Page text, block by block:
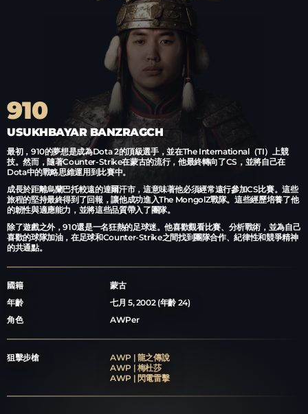
910
USUKHBAYAR BANZRAGCH
最初，910的夢想是成為Dota 2的頂級選手，並在The International（TI）上競
技。然而，隨著Counter-Strike在蒙古的流行，他最終轉向了CS，並將自己在
Dota中的戰略思維運用到比賽中。
成長於距離烏蘭巴托較遠的達爾汗市，這意味著他必須經常遠行參加CS比賽。這些
旅程的堅持最終得到了回報，讓他成功進入The MongolZ戰隊。這些經歷培養了他
的韌性與適應能力，並將這些品質帶入了團隊。
除了遊戲之外，910還是一名狂熱的足球迷。他喜歡觀看比賽、分析戰術，並為自己
喜歡的球隊加油，在足球和Counter-Strike之間找到團隊合作、紀律性和競爭精神
的共通點。
國籍
蒙古
年齡
七月 5, 2002 (年齡 24)
角色
AWPer
狙擊步槍
AWP | 龍之傳說
AWP | 梅杜莎
AWP | 閃電雷擊
Blitz熱衷於遊戲和策略，特別喜歡Dota 2的"Magic Chess"模式，這與他對傳統象
棋的興趣相得益彰。這些遊戲的戰略深度不僅讓他保持敏銳的思維，還能幫助他放
鬆。
他最喜歡的食物是Tsuivan，一道由麵條和牛肉製成的蒙古特色美食，展現了他對蒙
古本土菜餚的熱愛。
在遊戲之外，Blitz對美酒有著獨特的興趣，尤其鍾愛法國葡萄酒。學習品酒不僅讓
他放鬆，還拓寬了他在遊戲之外的興趣領域。
國籍
蒙古
年齡
六月 26, 2001 (年齡 25)
角色
In-game leader, Rifler
步槍
M4A4 | 艾西莫夫
AK-47 | 油槍
Senzu對籃球的熱愛由來已久，他的偶像和靈感來源是科比·布萊恩特。他用自己在
CS比賽中的第一筆大額收入購買了一件限量版Nike「Kobe Gift of Mamba」
Destroyer夾克，這件珍貴的物品象徵著他的努力與堅韌。
他在隊內最親密的朋友是Mzinho，兩人關係深厚。他們從小就認識，在加入The
MongolZ之前就已經一起玩遊戲，這種長久的合作關係建立了他們在比賽中的信任
與默契。
Senzu的名字也進入了流行文化，在蒙古知名說唱歌手Rokit Bay的歌曲
《Blaavgai》中被提及。
年齡
八月 11, 2006 (年齡 19)
角色
Rifler, AWPer
手槍
Desert Eagle | 熱焰
USP-S | 擊殺確認
Techno還是一名忠實的K-pop粉絲，他最喜歡的組合是NewJeans。
Techno是一名熟練的國際象棋玩家，他在象棋俱樂部認識了隊友Blitz，兩人經常切
磋棋藝。他們因對策略的熱愛而建立了深厚的友誼，這種熱情後來也影響了他們在
Counter-Strike中的戰術風格。Techno將他在象棋中的策略思維帶入CS，讓他成
為一名強大的對手和值得信賴的隊友。
在The MongolZ隊內，Techno被親切地稱為「團隊的母親」。正如他在比賽中的
突破手（Entry Fragger）角色一樣，他經常是那個冒險並為團隊利益做出犧牲的
人。他的無私和奉獻精神不僅在遊戲內，也在現實生活中激勵著整個團隊。
年齡
五月 20, 2005 (年齡 21)
角色
Rifler
M4A1-S | 印刷輸出
AWP | 艾西莫夫